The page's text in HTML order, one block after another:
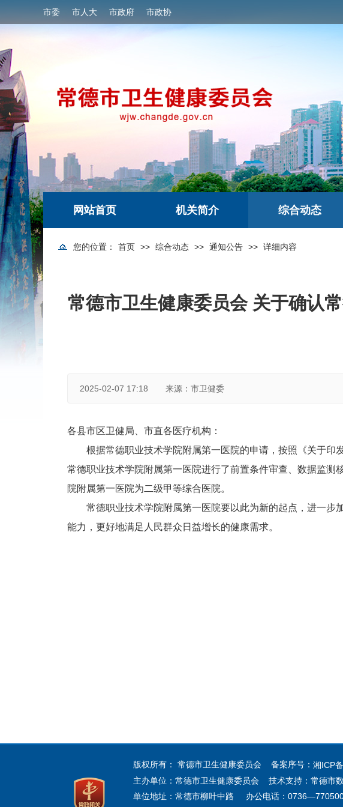
市委 市人大 市政府 市政协
网站首页 机关简介 综合动态
您的位置： 首页 >> 综合动态 >> 通知公告 >> 详细内容
常德市卫生健康委员会 关于确认
2025-02-07 17:18 来源：市卫健委
各县市区卫健局、市直各医疗机构：
根据常德职业技术学院附属第一医院的申请，按照《关于印
常德职业技术学院附属第一医院进行了前置条件审查、数据监
院附属第一医院为二级甲等综合医院。
常德职业技术学院附属第一医院要以此为新的起点，进一
能力，更好地满足人民群众日益增长的健康需求。
版权所有： 常德市卫生健康委员会 备案序号： 湘ICP
主办单位：常德市卫生健康委员会 技术支持：常德市数
单位地址：常德市柳叶中路 办公电话：